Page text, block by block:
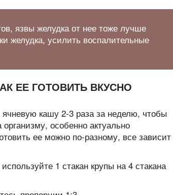
язвы желудка от нее тоже лучше
желудка, усилить воспалительные
ЕЕ ГОТОВИТЬ ВКУСНО
кашу 2-3 раза за неделю, чтобы
особенно актуально
ее можно по-разному, все зависит
1 стакан крупы на 4 стакана